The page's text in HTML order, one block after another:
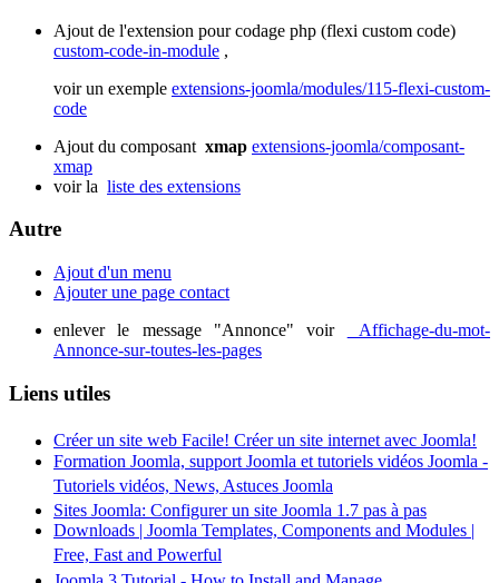
Ajout de l'extension pour codage php (flexi custom code)
custom-code-in-module ,
voir un exemple extensions-joomla/modules/115-flexi-custom-
code
Ajout du composant xmap extensions-joomla/composant-
xmap
voir la liste des extensions
Autre
Ajout d'un menu
Ajouter une page contact
enlever le message "Annonce" voir
Affichage-du-mot-
Annonce-sur-toutes-les-pages
Liens utiles
Créer un site web Facile! Créer un site internet avec Joomla!
Formation Joomla, support Joomla et tutoriels vidéos Joomla -
Tutoriels vidéos, News, Astuces Joomla
Sites Joomla: Configurer un site Joomla 1.7 pas à pas
Downloads | Joomla Templates, Components and Modules |
Free, Fast and Powerful